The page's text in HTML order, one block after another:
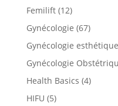
Femilift(12)
Gynécologie (67)
Gynécologie esthétique
Gynécologie
Health Basics (4)
HIFU (5)